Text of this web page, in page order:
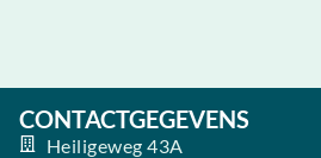
CONTACTGEGEVENS
Heiligeweg 43A